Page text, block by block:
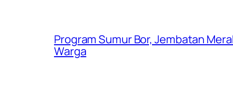
Program Sumur Bor, Jembatan
Warga